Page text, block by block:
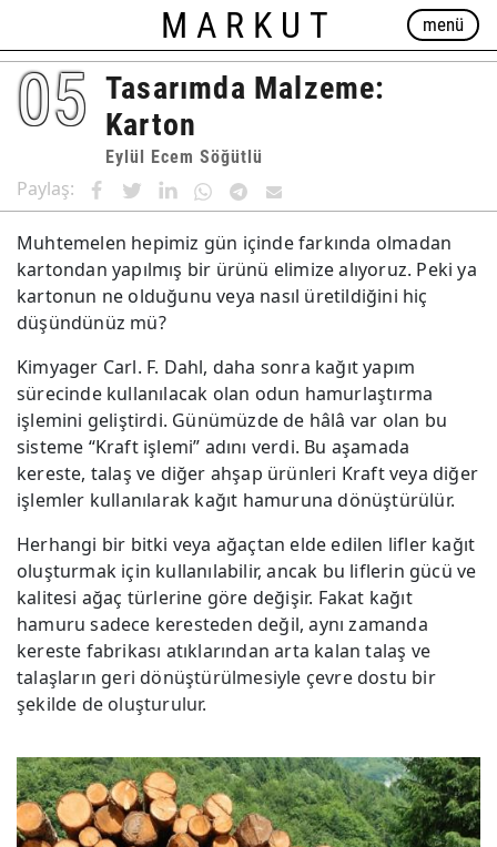
MARKUT menü
05 Tasarımda Malzeme:
Karton
Eylül Ecem Söğütlü
Paylaş:
Muhtemelen hepimiz gün içinde farkında olmadan
kartondan yapılmış bir ürünü elimize alıyoruz. Peki ya
kartonun ne olduğunu veya nasıl üretildiğini hiç
düşündünüz mü?
Kimyager Carl. F. Dahl, daha sonra kağıt yapım
sürecinde kullanılacak olan odun hamurlaştırma
işlemini geliştirdi. Günümüzde de hâlâ var olan bu
sisteme “Kraft işlemi” adını verdi. Bu aşamada
kereste, talaş ve diğer ahşap ürünleri Kraft veya diğer
işlemler kullanılarak kağıt hamuruna dönüştürülür.
Herhangi bir bitki veya ağaçtan elde edilen lifler kağıt
oluşturmak için kullanılabilir, ancak bu liflerin gücü ve
kalitesi ağaç türlerine göre değişir. Fakat kağıt
hamuru sadece keresteden değil, aynı zamanda
kereste fabrikası atıklarından arta kalan talaş ve
talaşların geri dönüştürülmesiyle çevre dostu bir
şekilde de oluşturulur.